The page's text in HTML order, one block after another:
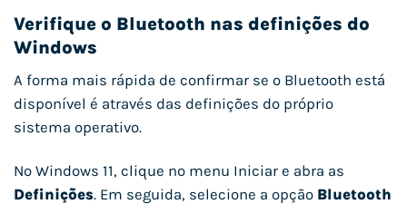
Verifique o Bluetooth nas definições do
Windows
A forma mais rápida de confirmar se o Bluetooth está
disponível é através das definições do próprio
sistema operativo.
No Windows 11, clique no menu Iniciar e abra as
Definições. Em seguida, selecione a opção Bluetooth